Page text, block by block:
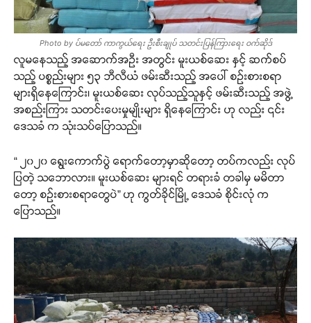
Photo by ပ်မတော် ကာကွယ်ရေး ဦးစီးချုပ် သတင်းပြန်ကြားရေး ဝက်ဆိုဒ်
လူမနေသည့် အဆောက်အဦး အတွင်း မူးယစ်ဆေး နှင့် ဆက်စပ်
သည့် ပစ္စည်းများ ၅၃ ဘီလီယံ ဖမ်းဆီးသည့် အပေါ် စဉ်းစားစရာ
များရှိနေကြောင်း၊ မူးယစ်ဆေး လုပ်သည့်သူနှင့် ဖမ်းဆီးသည့် အဖွဲ့
အစည်းကြား သတင်းပေးမှုမျိုးများ ရှိနေကြောင်း ဟု လည်း ၎င်း
ဒေသခံ က သုံးသပ်ပြောသည်။
“ ၂၀၂၀ ရွေးကောက်ပွဲ ရောက်တော့မှာဆိုတော့ တပ်ကလည်း လုပ်
ပြတဲ့ သဘောလား။ မူးယစ်ဆေး များရင် တရားခံ တခါမှ မမိတာ
တော့ စဉ်းစားစရာတွေပဲ” ဟု ကွတ်ခိုင်မြို့ ဒေသခံ စိုင်းလုံ က
ပြောသည်။